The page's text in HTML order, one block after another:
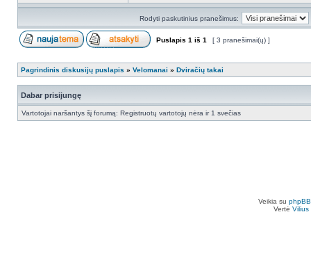
Rodyti paskutinius pranešimus:
Puslapis 1 iš 1 [ 3 pranešimai(ų) ]
Pagrindinis diskusijų puslapis » Velomanai » Dviračių takai
Dabar prisijungę
Vartotojai naršantys šį forumą: Registruotų vartotojų nėra ir 1 svečias
Veikia su phpBB
Vertė Vilius